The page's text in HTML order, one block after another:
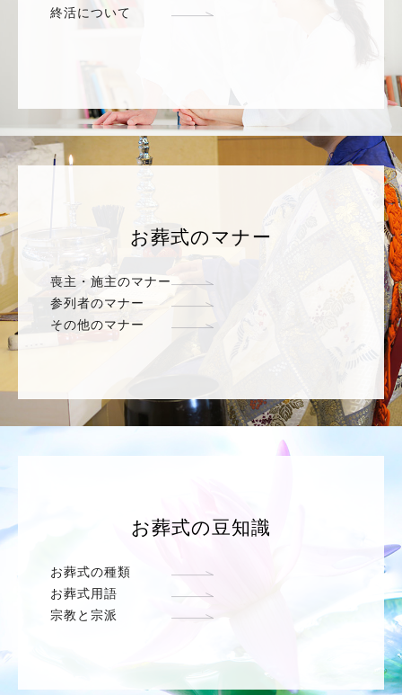
終活について
お葬式のマナー
喪主・施主のマナー
参列者のマナー
その他のマナー
お葬式の豆知識
お葬式の種類
お葬式用語
宗教と宗派